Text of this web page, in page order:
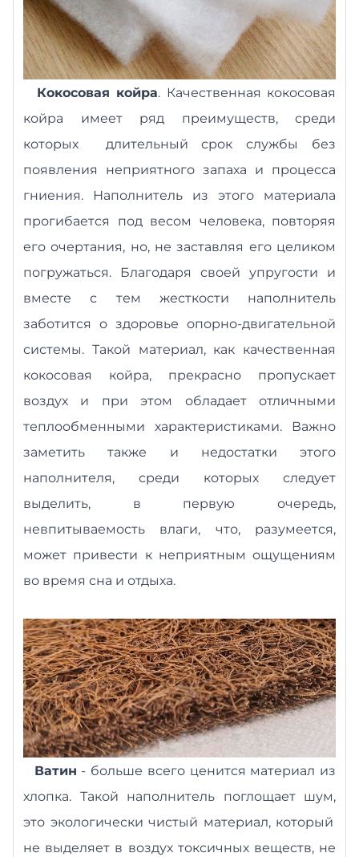
Кокосовая койра. Качественная кокосовая
койра имеет ряд преимуществ, среди
которых
длительный срок службы без
появления неприятного запаха и процесса
гниения.
Наполнитель из этого материала
прогибается под весом человека, повторяя
его очертания, но, не заставляя его целиком
погружаться. Благодаря своей упругости и
вместе с тем жесткости наполнитель
заботится о здоровье опорно-двигательной
системы. Такой материал, как качественная
кокосовая койра, прекрасно пропускает
воздух и при этом обладает отличными
теплообменными характеристиками.
Важно
заметить также и недостатки этого
наполнителя, среди которых следует
выделить, в первую очередь,
невпитываемость влаги, что, разумеется,
может привести к неприятным ощущениям
во время сна и отдыха.
Ватин - больше всего ценится материал из
хлопка. Такой наполнитель поглощает шум,
это экологически чистый материал, который
не выделяет в воздух токсичных веществ, не